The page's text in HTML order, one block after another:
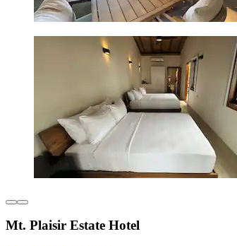
Mt. Plaisir Estate Hotel